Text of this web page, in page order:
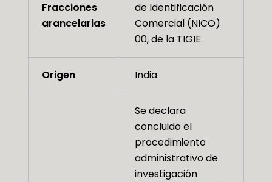
Fracciones
arancelarias
de Identificación
Comercial (NICO)
00, de la TIGIE.
Origen India
Se declara
concluido el
procedimiento
administrativo de
investigación